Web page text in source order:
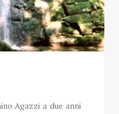
Agazzi a due anni